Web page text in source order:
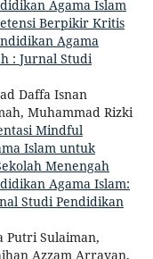
Agama Islam
Berpikir Kritis
Agama
: Jurnal Studi
Daffa Isnan
Muhammad Rizki
Mindful
Islam untuk
Menengah
Agama Islam:
Studi Pendidikan
Putri Sulaiman,
Azzam Arrayan,